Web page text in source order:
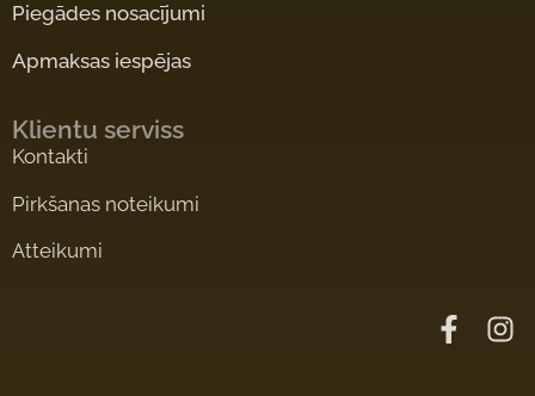
Piegādes nosacījumi
Apmaksas iespējas
Klientu serviss
Kontakti
Pirkšanas noteikumi
Atteikumi